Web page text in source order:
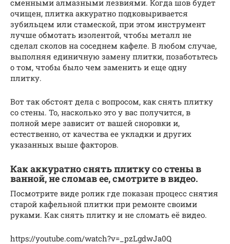
сменными алмазными лезвиями. Когда шов будет
очищен, плитка аккуратно подковыривается
зубильцем или стамеской, при этом инструмент
лучше обмотать изолентой, чтобы металл не
сделал сколов на соседнем кафеле. В любом случае,
выполняя единичную замену плитки, позаботьтесь
о том, чтобы было чем заменить и еще одну
плитку.
Вот так обстоят дела с вопросом, как снять плитку
со стены. То, насколько это у вас получится, в
полной мере зависит от вашей сноровки и,
естественно, от качества ее укладки и других
указанных выше факторов.
Как аккуратно снять плитку со стены в
ванной, не сломав ее, смотрите в видео.
Посмотрите виде ролик где показан процесс снятия
старой кафельной плитки при ремонте своими
руками. Как снять плитку и не сломать её видео.
https://youtube.com/watch?v=_pzLgdwJa0Q